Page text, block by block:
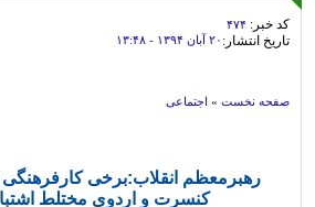
کد خبر: ۴۷۴
تاریخ انتشار: ۲۰ آبان ۱۳۹۴ - ۱۳:۴۸
صفحه نخست » اجتماعی
رهبرمعظم انقلاب:برخی کارفرهنگی
کنسرت و اردوی مختلط